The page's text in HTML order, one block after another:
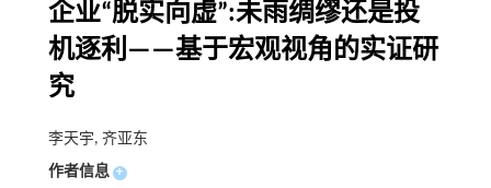
企业“脱实向虚”:未雨绸缪还是投
机逐利——基于宏观视角的实证研
究
李天宇, 齐亚东
作者信息 +